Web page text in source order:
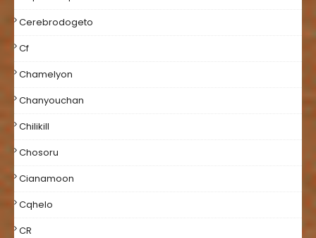
Cerebrodogeto
Cf
Chamelyon
Chanyouchan
Chilikill
Chosoru
Cianamoon
Cqhelo
CR